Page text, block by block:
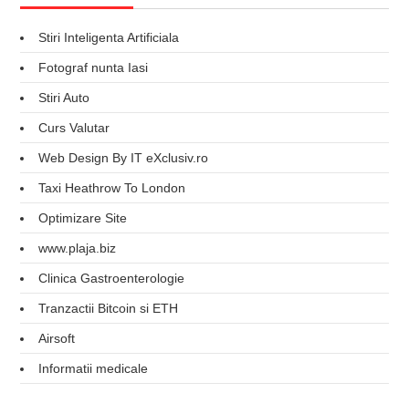
Stiri Inteligenta Artificiala
Fotograf nunta Iasi
Stiri Auto
Curs Valutar
Web Design By IT eXclusiv.ro
Taxi Heathrow To London
Optimizare Site
www.plaja.biz
Clinica Gastroenterologie
Tranzactii Bitcoin si ETH
Airsoft
Informatii medicale